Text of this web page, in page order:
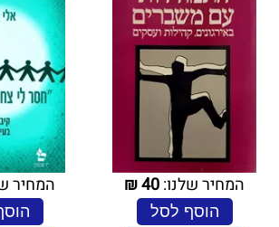
המחיר שלנו:40
₪
הוסף לסל
המחיר